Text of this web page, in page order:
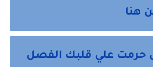
هنا
حرمت علي قلبك الفصل